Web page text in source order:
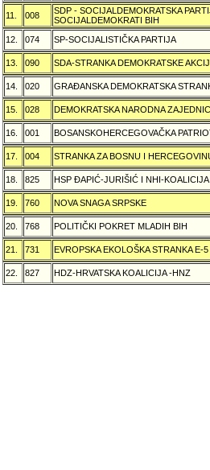
11. 008
SDP - SOCIJALDEMOKRATSKA
SOCIJALDEMOKRATI BIH
12.
074 SP-SOCIJALISTIČKA PARTIJA
13. 090 SDA-STRANKA DEMOKRATSKE
14. 020 GRAÐANSKA DEMOKRATSKA
15. 028 DEMOKRATSKA NARODNA
16. 001 BOSANSKOHERCEGOVAČKA
17. 004 STRANKA ZA BOSNU I
18. 825 HSP ÐAPIĆ-JURIŠIĆ I NHI-
19. 760 NOVA SNAGA SRPSKE
20. 768 POLITIČKI POKRET MLADIH BIH
21. 731 EVROPSKA EKOLOŠKA STRANKA E-5
22. 827 HDZ-HRVATSKA KOALICIJA -HNZ